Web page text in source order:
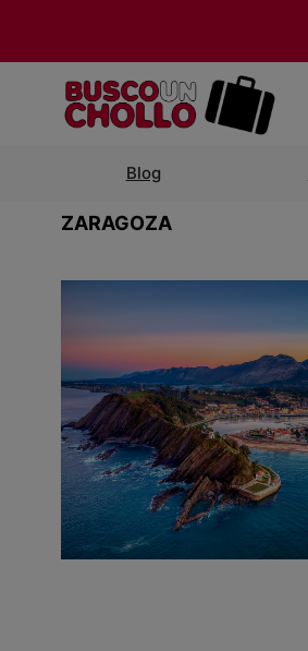
Blog
ZARAGOZA